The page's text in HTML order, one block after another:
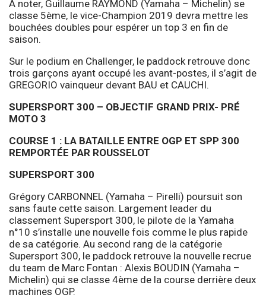
À noter, Guillaume RAYMOND (Yamaha – Michelin) se
classe 5ème, le vice-Champion 2019 devra mettre les
bouchées doubles pour espérer un top 3 en fin de
saison.
Sur le podium en Challenger, le paddock retrouve donc
trois garçons ayant occupé les avant-postes, il s’agit de
GREGORIO vainqueur devant BAU et CAUCHI.
SUPERSPORT 300 – OBJECTIF GRAND PRIX- PRÉ
MOTO 3
COURSE 1 : LA BATAILLE ENTRE OGP ET SPP 300
REMPORTÉE PAR ROUSSELOT
SUPERSPORT 300
Grégory CARBONNEL (Yamaha – Pirelli) poursuit son
sans faute cette saison. Largement leader du
classement Supersport 300, le pilote de la Yamaha
n°10 s’installe une nouvelle fois comme le plus rapide
de sa catégorie. Au second rang de la catégorie
Supersport 300, le paddock retrouve la nouvelle recrue
du team de Marc Fontan : Alexis BOUDIN (Yamaha –
Michelin) qui se classe 4ème de la course derrière deux
machines OGP.